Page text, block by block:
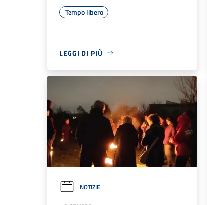
Tempo libero
LEGGI DI PIÙ
NOTIZIE